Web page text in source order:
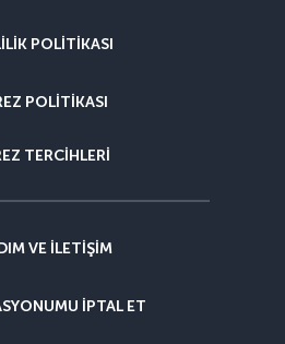
POLITIKASI
POLITIKASI
TERCIHLERI
VE ILETIŞIM
IPTAL ET